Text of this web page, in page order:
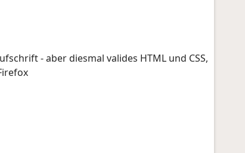
- aber diesmal valides HTML und CSS,